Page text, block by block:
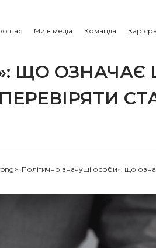
нас Ми в медіа Команда Кар’єра
ЩО ОЗНАЧАЄ
значущі особи»: що